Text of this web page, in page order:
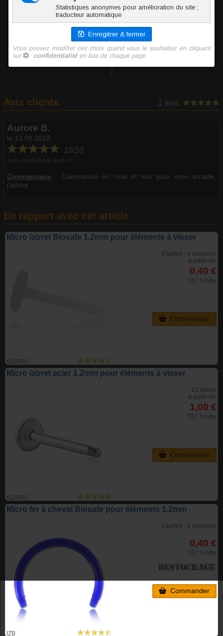
0.1 g
0.70 € TTC l'unité
Ajouter au panier
Avis clients 1 avis
Aurore B.
le 13.09.2018
10/10
Commentaire : Commandé en rose et noir pour mon arcade,
j'adore.
En rapport avec cet article
Micro labret Biosafe 1.2mm pour éléments à visser
KZB001
3 tailles - 4 couleurs
à partir de
0,40 €
TTC l'unite
Commander
Micro labret acier 1.2mm pour éléments à visser
KZA001
13 tailles
à partir de
1,00 €
TTC l'unite
Commander
Micro fer à cheval Biosafe pour éléments 1.2mm
IZB
3 tailles - 6 couleurs
0,40 €
TTC l'unite
Commander